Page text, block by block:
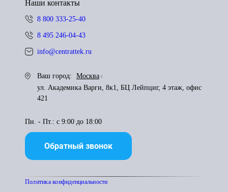
Наши контакты
8 800 333-25-40
8 495 246-04-43
info@centrattek.ru
Ваш город:
Москва
ул. Академика Варги, 8к1, БЦ Лейпциг, 4 этаж, офис
421
Пн. - Пт.: с 9:00 до 18:00
Обратный звонок
Политика конфиденциальности